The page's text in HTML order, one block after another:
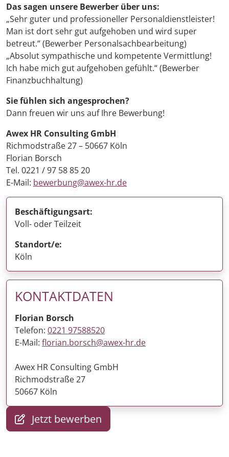
Das sagen unsere Bewerber über uns:
„Sehr guter und professioneller Personaldienstleister!
Man ist dort sehr gut aufgehoben und wird super
betreut.“ (Bewerber Personalsachbearbeitung)
„Absolut sympathische und kompetente Vermittlung!
Ich habe mich gut aufgehoben gefühlt.“ (Bewerber
Finanzbuchhaltung)
Sie fühlen sich angesprochen?
Dann freuen wir uns auf Ihre Bewerbung!
Awex HR Consulting GmbH
Richmodstraße 27 – 50667 Köln
Florian Borsch
Tel. 0221 / 97 58 85 20
E-Mail: bewerbung@awex-hr.de
Beschäftigungsart:
Voll- oder Teilzeit
Standort/e:
Köln
KONTAKTDATEN
Florian Borsch
Telefon: 0221 97588520
E-Mail: florian.borsch@awex-hr.de
Awex HR Consulting GmbH
Richmodstraße 27
50667 Köln
Jetzt bewerben